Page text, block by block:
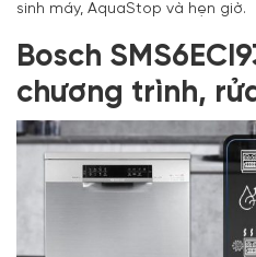
sinh máy, AquaStop và hẹn giờ.
Bosch
chương trình,